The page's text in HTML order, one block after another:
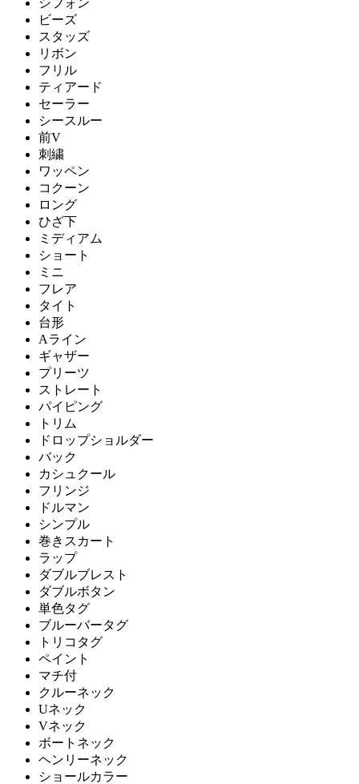
ビーズ
スタッズ
リボン
フリル
ティアード
セーラー
シースルー
前V
刺繍
ワッペン
コクーン
ロング
ひざ下
ミディアム
ショート
ミニ
フレア
タイト
台形
Aライン
ギャザー
プリーツ
ストレート
パイピング
トリム
ドロップショルダー
バック
カシュクール
フリンジ
ドルマン
シンプル
巻きスカート
ラップ
ダブルブレスト
ダブルボタン
単色タグ
ブルーバータグ
トリコタグ
ペイント
マチ付
クルーネック
Uネック
Vネック
ボートネック
ヘンリーネック
ショールカラー